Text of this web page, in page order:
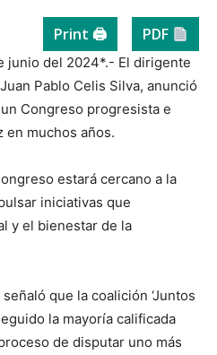
Print 🖨 PDF
junio del 2024*.- El dirigente
Pablo Celis Silva, anunció
Congreso progresista e
en muchos años.
estará cercano a la
iniciativas que
y el bienestar de la
que la coalición ‘Juntos
la mayoría calificada
de disputar uno más